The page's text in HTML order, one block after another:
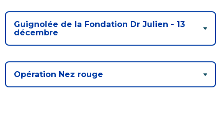
nouvelle
fenêtre
Réclamations
Réclamations
Guignolée de la Fondation Dr Julien - 13
décembre
Opération Nez rouge